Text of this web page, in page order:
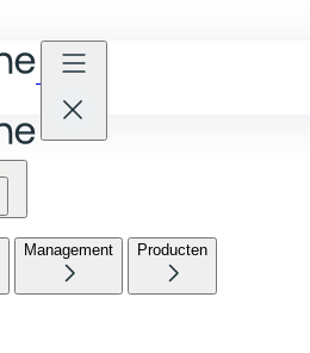
Management Producten